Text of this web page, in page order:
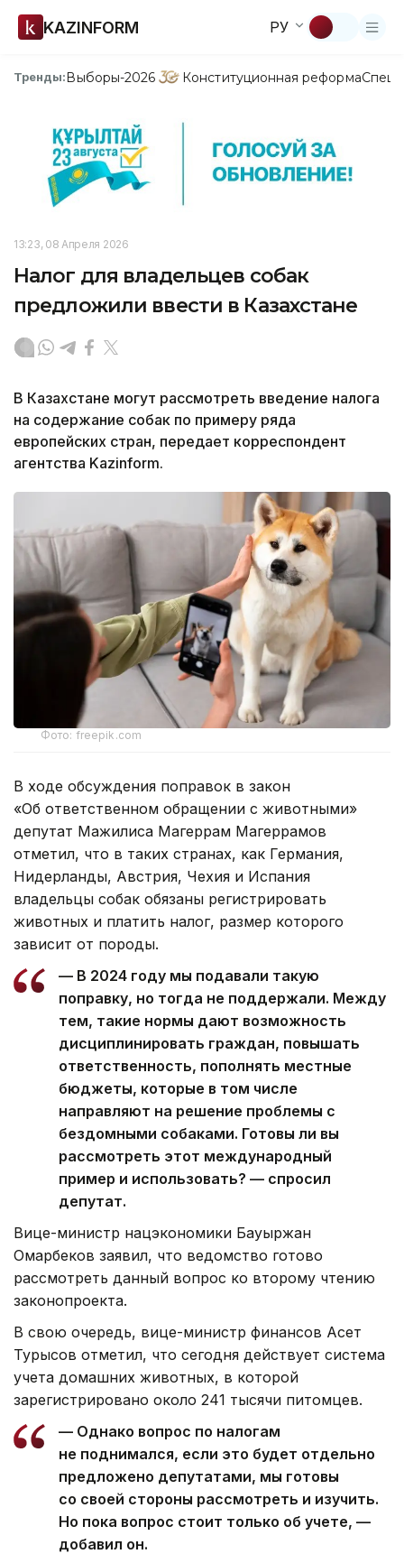
KAZINFORM РУ
Тренды:Выборы-2026 Конституционная реформа
13:23, 08 Апреля 2026
Налог для владельцев собак
предложили ввести в Казахстане
В Казахстане могут рассмотреть введение налога
на содержание собак по примеру ряда
европейских стран, передает корреспондент
агентства Kazinform.
Фото: freepik.com
В ходе обсуждения поправок в закон
«Об ответственном обращении с животными»
депутат Мажилиса Магеррам Магеррамов
отметил, что в таких странах, как Германия,
Нидерланды, Австрия, Чехия и Испания
владельцы собак обязаны регистрировать
животных и платить налог, размер которого
зависит от породы.
— В 2024 году мы подавали такую
поправку, но тогда не поддержали. Между
тем, такие нормы дают возможность
дисциплинировать граждан, повышать
ответственность, пополнять местные
бюджеты, которые в том числе
направляют на решение проблемы с
бездомными собаками. Готовы ли вы
рассмотреть этот международный
пример и использовать? — спросил
депутат.
Вице-министр нацэкономики Бауыржан
Омарбеков заявил, что ведомство готово
рассмотреть данный вопрос ко второму чтению
законопроекта.
В свою очередь, вице-министр финансов Асет
Турысов отметил, что сегодня действует система
учета домашних животных, в которой
зарегистрировано около 241 тысячи питомцев.
— Однако вопрос по налогам
не поднимался, если это будет отдельно
предложено депутатами, мы готовы
со своей стороны рассмотреть и изучить.
Но пока вопрос стоит только об учете, —
добавил он.